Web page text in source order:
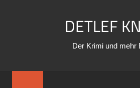
DETLEF
Der Krimi und mehr